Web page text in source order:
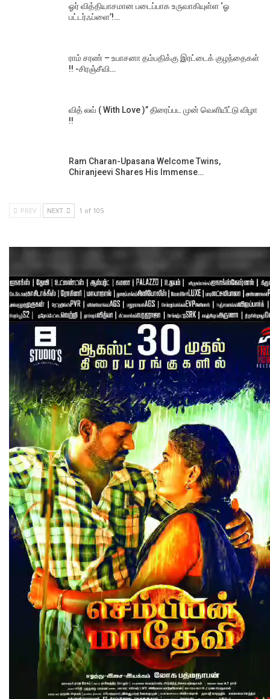
ஓர் வித்தியாசமான படைப்பாக உருவாகியுள்ள ‘ஓ
பட்டர்ஃப்ளை’!…
ராம் சரண் – உபாசனா தம்பதிக்கு இரட்டைக் குழந்தைகள்
!! -சிரஞ்சீவி…
வித் லவ் ( With Love )” திரைப்பட முன் வெளியீட்டு விழா
!!
Ram Charan-Upasana Welcome Twins,
Chiranjeevi Shares His Immense…
PREV NEXT 1 of 105